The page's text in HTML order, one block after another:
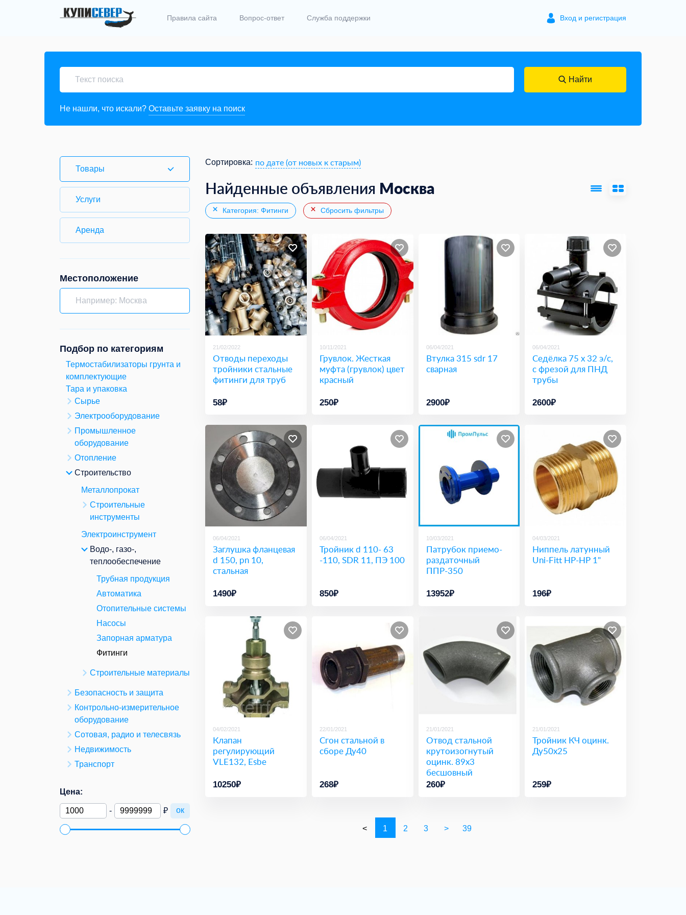
Правила сайта Вопрос-ответ Служба поддержки Вход и регистрация
Найти
Не нашли, что искали? Оставьте заявку на поиск
Товары
Услуги
Аренда
Местоположение
Подбор по категориям
Термостабилизаторы грунта и
комплектующие
Тара и упаковка
Сырье
Электрооборудование
Промышленное
оборудование
Отопление
Строительство
Металлопрокат
Строительные
инструменты
Электроинструмент
Водо-, газо-,
теплообеспечение
Трубная продукция
Автоматика
Отопительные системы
Насосы
Запорная арматура
Фитинги
Строительные материалы
Безопасность и защита
Контрольно-измерительное
оборудование
Сотовая, радио и телесвязь
Недвижимость
Транспорт
Цена:
- ₽ ок
Сортировка: по дате (от новых к старым)
Найденные объявления Москва
Категория: Фитинги Сбросить фильтры
21/02/2022
Отводы переходы
тройники стальные
фитинги для труб
58₽
10/11/2021
Грувлок. Жесткая
муфта (грувлок) цвет
красный
250₽
06/04/2021
Втулка 315 sdr 17
сварная
2900₽
06/04/2021
Седёлка 75 х 32 э/с,
с фрезой для ПНД
трубы
2600₽
06/04/2021
Заглушка фланцевая
d 150, pn 10,
стальная
1490₽
06/04/2021
Тройник d 110- 63
-110, SDR 11, ПЭ 100
850₽
10/03/2021
Патрубок приемо-
раздаточный
ППР-350
13952₽
04/03/2021
Ниппель латунный
Uni-Fitt НР-НР 1"
196₽
04/02/2021
Клапан
регулирующий
VLE132, Esbe
10250₽
22/01/2021
Сгон стальной в
сборе Ду40
268₽
21/01/2021
Отвод стальной
крутоизогнутый
оцинк. 89х3
бесшовный
260₽
21/01/2021
Тройник КЧ оцинк.
Ду50х25
259₽
< 1 2 3 > 39